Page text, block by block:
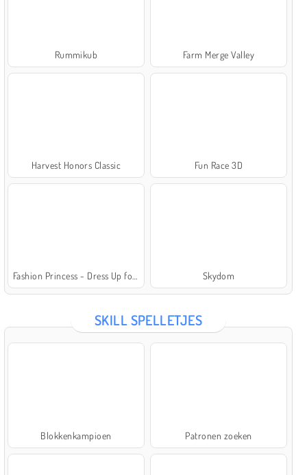
Rummikub Farm Merge Valley
Harvest Honors Classic Fun Race 3D
Fashion Princess - Dress Up for Girls Skydom
SKILL SPELLETJES
Blokkenkampioen Patronen zoeken